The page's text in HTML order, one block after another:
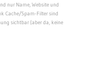
nur Name, Website und
Cache/Spam-Filter sind
sichtbar (aber da, keine